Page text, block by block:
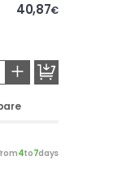
40,87€
+
4to7days